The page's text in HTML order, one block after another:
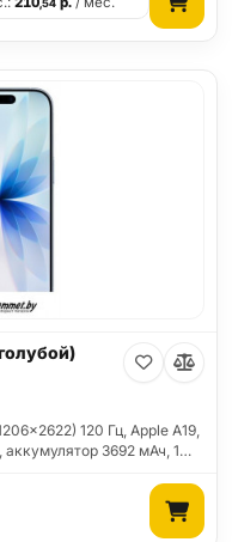
,54
120 Гц, Apple A19,
3692 мАч, 1…